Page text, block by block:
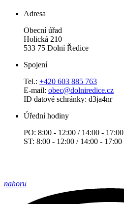
Adresa
Obecní úřad
Holická 210
533 75 Dolní Ředice
Spojení
Tel.: +420 603 885 763
E-mail: obec@dolniredice.cz
ID datové schránky: d3ja4nr
Úřední hodiny
PO: 8:00 - 12:00 / 14:00 - 17:00
ST: 8:00 - 12:00 / 14:00 - 17:00
nahoru